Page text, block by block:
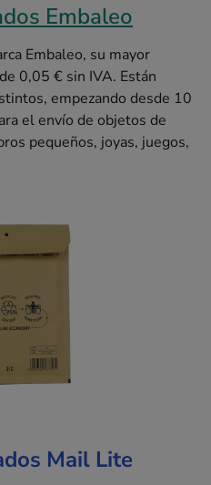
Embaleo
Embaleo, su mayor
0,05 € sin IVA. Están
empezando desde 10
el envío de objetos de
pequeños, joyas, juegos,
Mail Lite